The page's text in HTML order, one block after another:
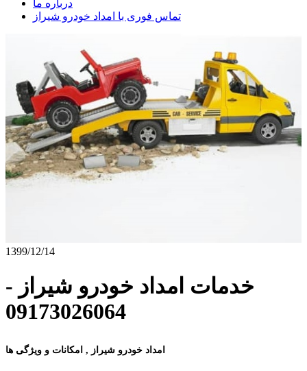
درباره ما
تماس فوری با امداد خودرو شیراز
1399/12/14
خدمات امداد خودرو شیراز -
09173026064
امداد خودرو شیراز , امکانات و ویژگی ها